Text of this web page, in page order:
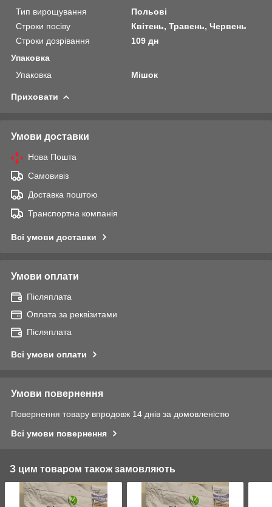
Тип вирощування
Польові
Строки посіву
Квітень, Травень, Червень
Строки дозрівання
109 дн
Упаковка
Упаковка
Мішок
Приховати
Умови доставки
Нова Пошта
Самовивіз
Доставка поштою
Транспортна компанія
Всі умови доставки
Умови оплати
Післяплата
Оплата за реквізитами
Післяплата
Всі умови оплати
Умови повернення
Повернення товару впродовж 14 днів за домовленістю
Всі умови повернення
З цим товаром також замовляють